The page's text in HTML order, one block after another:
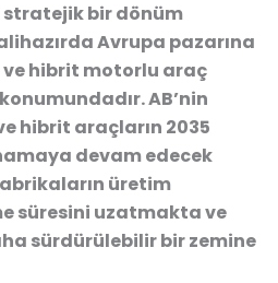
bir dönüm
Avrupa pazarına
hibrit motorlu araç
AB’nin
hibrit araçların 2035
devam edecek
üretim
süresini uzatmaktave
sürdürülebilir bir zemine